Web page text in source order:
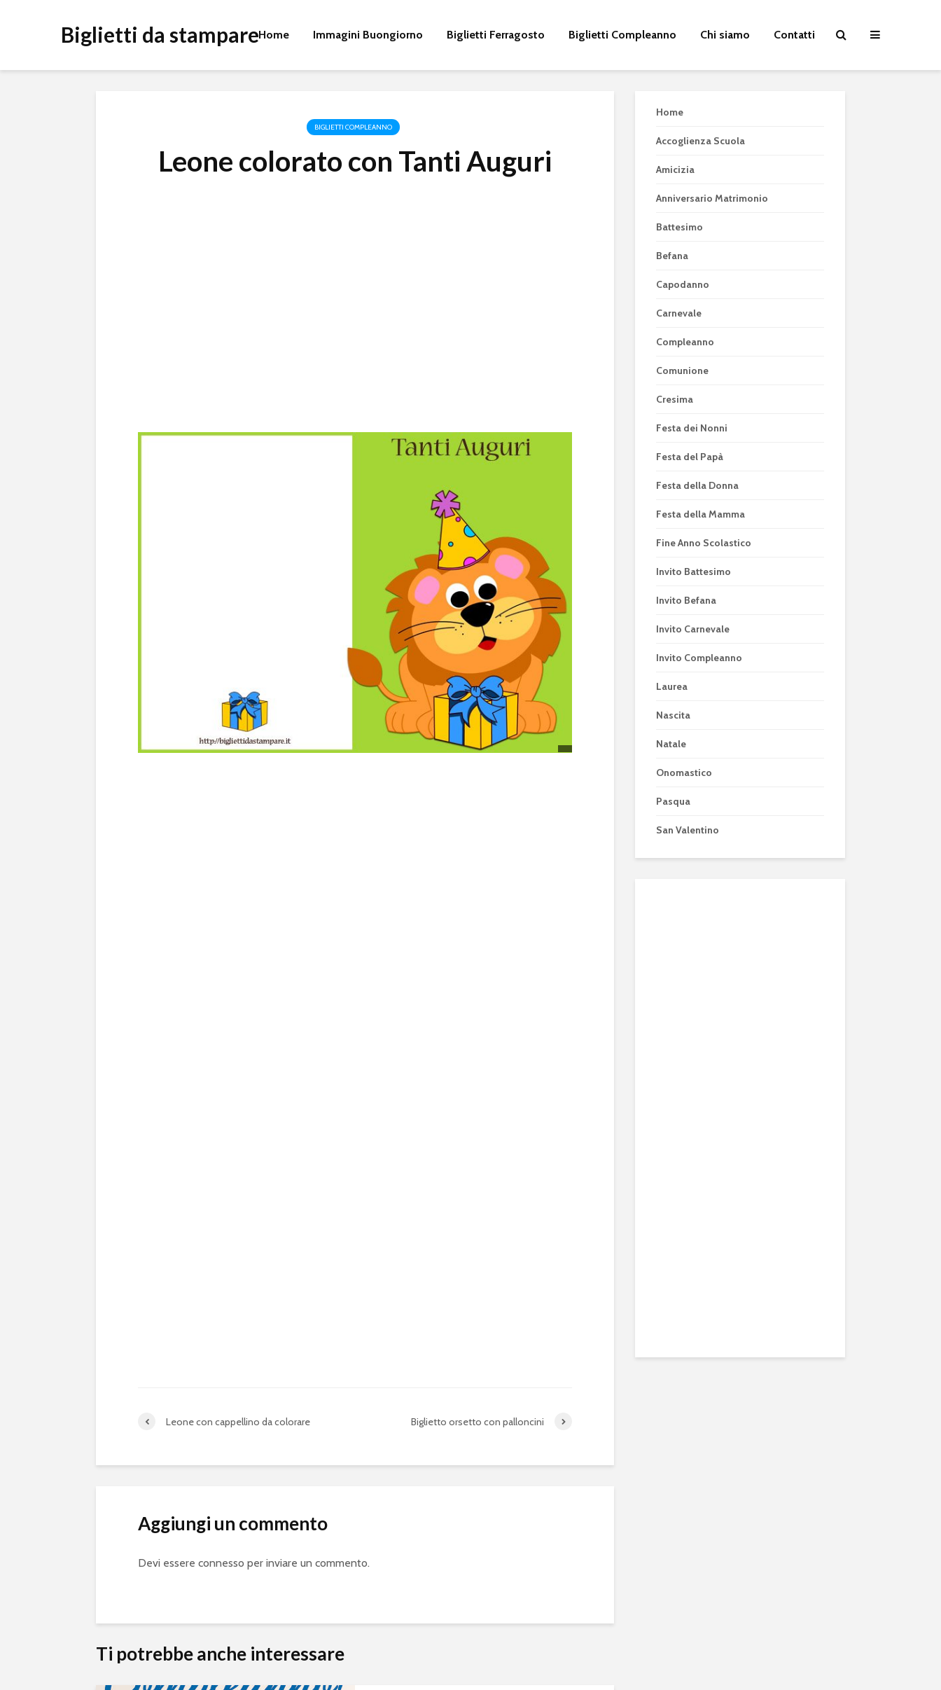
Biglietti da stampareHome Immagini Buongiorno Biglietti Ferragosto Biglietti Compleanno Chi siamo Contatti
BIGLIETTI COMPLEANNO
Leone colorato con Tanti Auguri
Leone con cappellino da colorare Biglietto orsetto con palloncini
Aggiungi un commento
Devi essere connesso per inviare un commento.
Ti potrebbe anche interessare
Home
Accoglienza Scuola
Amicizia
Anniversario Matrimonio
Battesimo
Befana
Capodanno
Carnevale
Compleanno
Comunione
Cresima
Festa dei Nonni
Festa del Papà
Festa della Donna
Festa della Mamma
Fine Anno Scolastico
Invito Battesimo
Invito Befana
Invito Carnevale
Invito Compleanno
Laurea
Nascita
Natale
Onomastico
Pasqua
San Valentino